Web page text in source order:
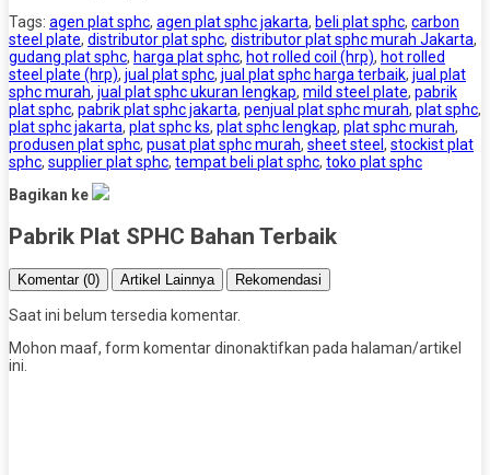
Tags: agen plat sphc, agen plat sphc jakarta, beli plat sphc, carbon
steel plate, distributor plat sphc, distributor plat sphc murah Jakarta,
gudang plat sphc, harga plat sphc, hot rolled coil (hrp), hot rolled
steel plate (hrp), jual plat sphc, jual plat sphc harga terbaik, jual plat
sphc murah, jual plat sphc ukuran lengkap, mild steel plate, pabrik
plat sphc, pabrik plat sphc jakarta, penjual plat sphc murah, plat sphc,
plat sphc jakarta, plat sphc ks, plat sphc lengkap, plat sphc murah,
produsen plat sphc, pusat plat sphc murah, sheet steel , stockist plat
sphc, supplier plat sphc, tempat beli plat sphc, toko plat sphc
Bagikan ke
Pabrik Plat SPHC Bahan Terbaik
Komentar (0) Artikel Lainnya Rekomendasi
Saat ini belum tersedia komentar.
Mohon maaf, form komentar dinonaktifkan pada halaman/artikel
ini.